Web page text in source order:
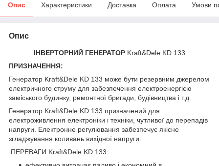
Опис Характеристики Доставка Оплата Умови
Опис
ІНВЕРТОРНИЙ ГЕНЕРАТОР Kraft&Dele KD 133
ПРИЗНАЧЕННЯ:
Генератор Kraft&Dele KD 133 може бути резервним джерелом
електричного струму для забезпечення електроенергією
заміського будинку, ремонтної бригади, будівництва і т.д.
Генератор Kraft&Dele KD 133 призначений для
електроживлення електроніки і техніки, чутливої до перепадів
напруги. Електронне регулювання забезпечує якісне
згладжування коливань вихідної напруги.
ПЕРЕВАГИ Kraft&Dele KD 133: